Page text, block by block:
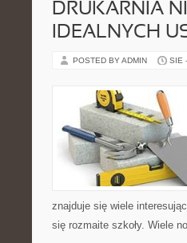
DRUKARNIA
IDEALNYCH
POSTED BY ADMIN SIE
znajduje się wiele
się rozmaite szkoły. Wiele